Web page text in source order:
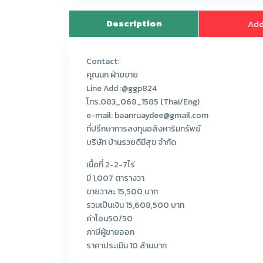
Description
Contact:
คุณนก ฝ่ายขาย
Line Add :@ggp824
โทร.083_068_1585 (Thai/Eng)
e-mail: baanruaydee@gmail.com
ที่ปรึกษาการลงทุนอสังหาริมทรัพย์
บริษัท บ้านรวยดีมีสุข จำกัด
เนื้อที่ 2-2-7ไร่
มี 1,007 ตารางวา
ขายวาละ 15,500 บาท
รวมเป็นเงิน 15,608,500 บาท
ค่าโอน50/50
ภาษีผู้ขายออก
ราคาประเมิน 10 ล้านบาท